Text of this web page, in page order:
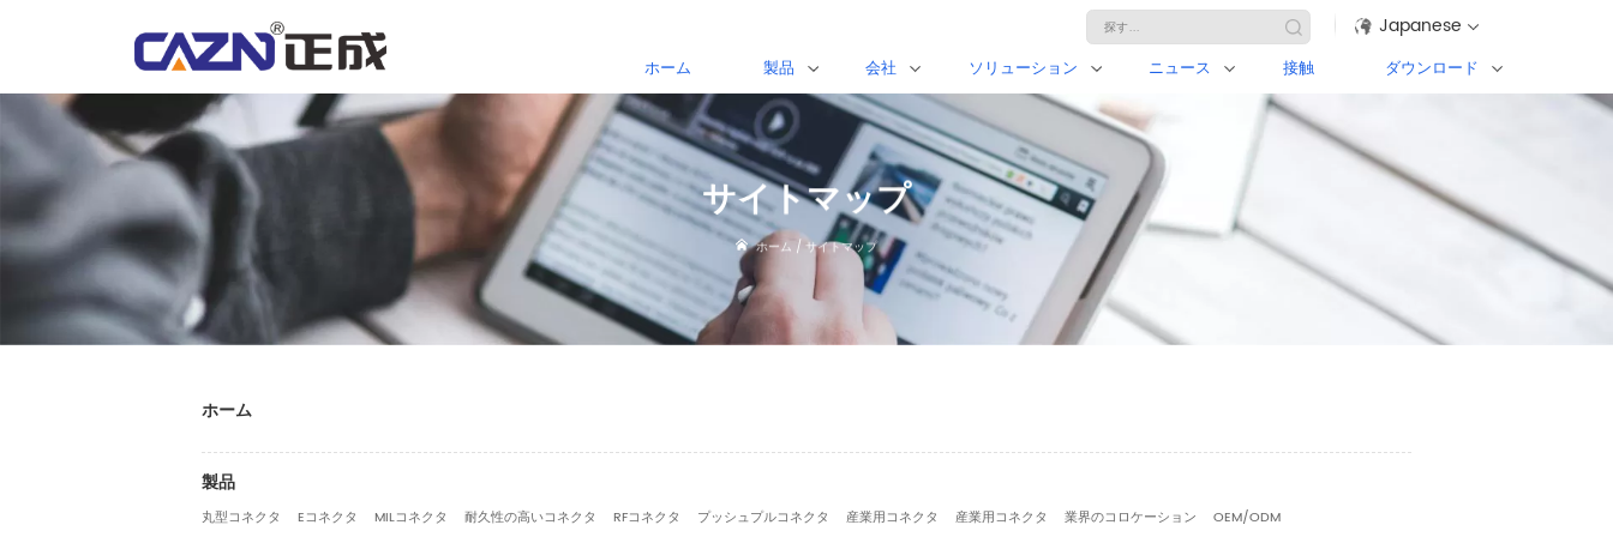
Japanese
ホーム 製品 会社 ソリューション ニュース 接触 ダウンロード
サイトマップ
ホーム / サイトマップ
ホーム
製品
丸型コネクタ Eコネクタ MILコネクタ 耐久性の高いコネクタ RFコネクタ プッシュプルコネクタ 産業用コネクタ 産業用コネクタ 業界のコロケーション OEM/ODM